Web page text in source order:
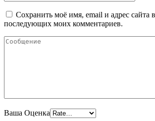
Сохранить моё имя, email и адрес сайта
последующих моих комментариев.
Ваша Оценка